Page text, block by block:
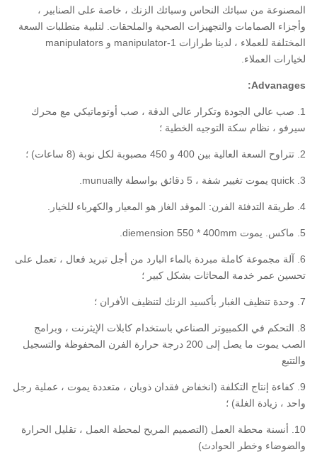
المصنوعة من سبائك النحاس وسبائك الزنك ، خاصة على الصنابير ،
وأجزاء الصمامات والتجهيزات الصحية والملحقات.
لتلبية متطلبات السعة
المختلفة للعملاء ، لدينا طرازات 1-manipulator و manipulators
لخيارات العملاء.
Advanages:
1. صب عالي الجودة وتكرار عالي الدقة ، صب أوتوماتيكي مع محرك
سيرفو ، نظام سكة التوجيه الخطية ؛
2. تتراوح السعة العالية بين 400 و 450 مصبوبة لكل نوبة (8 ساعات) ؛
3. quick يموت تغيير شفة ، 5 دقائق بواسطة munually.
4. طريقة التدفئة الفرن: الموقد الغاز هو المعيار والكهرباء للخيار.
5. ماكس. يموت diemension 550 * 400mm.
6. آلة مجموعة كاملة مبردة بالماء البارد من أجل تبريد فعال ، تعمل على
تحسين عمر خدمة المحاثات بشكل كبير ؛
7. وحدة تنظيف الغبار بأكسيد الزنك لتنظيف الأفران ؛
8. التحكم في الكمبيوتر الصناعي باستخدام كابلات الإيثرنت ، وبرامج
الصب يموت ما يصل إلى 200 درجة حرارة الفرن المحفوظة والتسجيل
والتتبع
9. كفاءة إنتاج التكلفة (انخفاض فقدان ذوبان ، متعددة يموت ، عملية رجل
واحد ، زيادة الغلة) ؛
10. أنسنة محطة العمل (التصميم المريح لمحطة العمل ، تقليل الحرارة
والضوضاء وخطر الحوادث)